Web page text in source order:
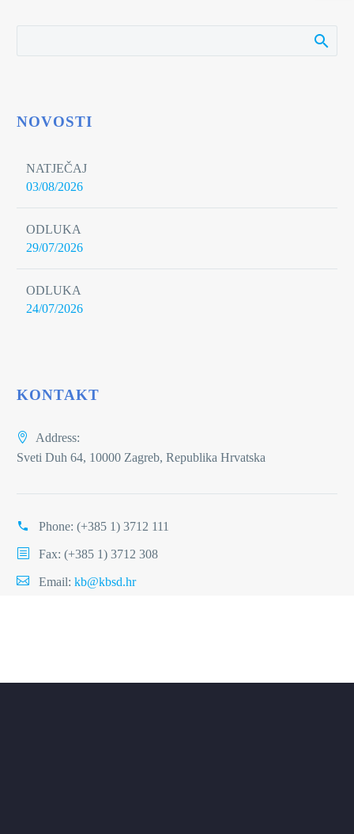
NOVOSTI
NATJEČAJ
03/08/2026
ODLUKA
29/07/2026
ODLUKA
24/07/2026
KONTAKT
Address:
Sveti Duh 64, 10000 Zagreb, Republika Hrvatska
Phone: (+385 1) 3712 111
Fax: (+385 1) 3712 308
Email: kb@kbsd.hr